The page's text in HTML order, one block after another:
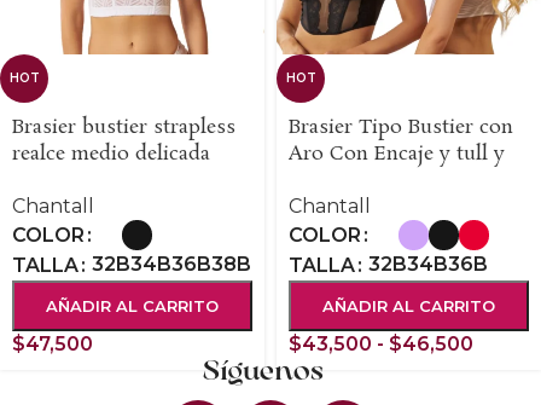
HOT
Brasier bustier strapless
realce medio delicada
Chantall
COLOR
TALLA 32B34B36B38B
AÑADIR AL CARRITO
$47,500
HOT
Brasier Tipo Bustier con
Aro Con Encaje y tull y
barillas frontales
Chantall
COLOR
TALLA 32B34B36B
AÑADIR AL CARRITO
$43,500 - $46,500
Síguenos